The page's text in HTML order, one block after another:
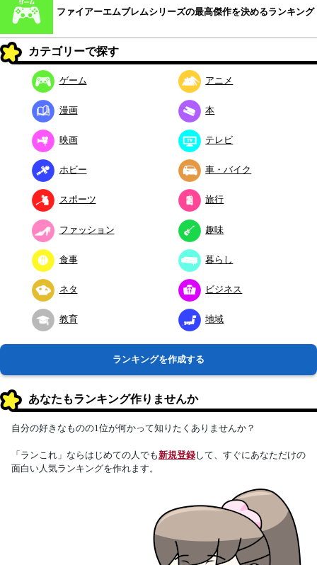
ファイアーエムブレムシリーズの最高傑作を決めるランキング
カテゴリーで探す
ゲーム アニメ
漫画 本
映画 テレビ
ホビー 車・バイク
スポーツ 旅行
ファッション 趣味
食事 暮らし
ネタ ビジネス
教育 地域
ランキングを作成する
あなたもランキング作りませんか
自分の好きなものの1位が何かって知りたくありませんか？
「ランこれ」ならはじめての人でも新規登録して、すぐにあなただけの
面白い人気ランキングを作れます。